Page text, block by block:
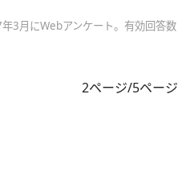
3月にWebアンケート。有効回答数
2ページ/5ページ